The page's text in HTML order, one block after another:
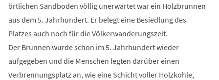
örtlichen Sandboden völlig unerwartet war ein Holzbrunnen
aus dem 5. Jahrhundert. Er belegt eine Besiedlung des
Platzes auch noch für die Völkerwanderungszeit.
Der Brunnen wurde schon im 5. Jahrhundert wieder
aufgegeben und die Menschen legten darüber einen
Verbrennungsplatz an, wie eine Schicht voller Holzkohle,